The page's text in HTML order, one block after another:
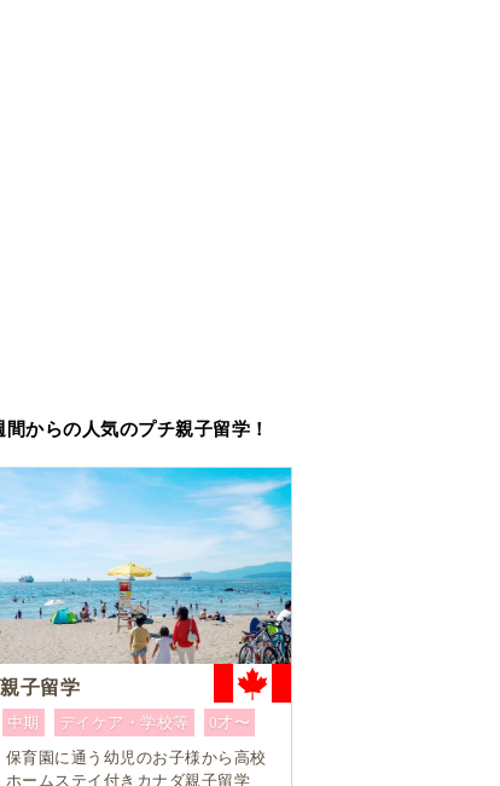
間からの人気のプチ親子留学！
子留学
中期 デイケア・学校等
0才〜
保育園に通う幼児のお子様から高校
ホームステイ付きカナダ親子留学